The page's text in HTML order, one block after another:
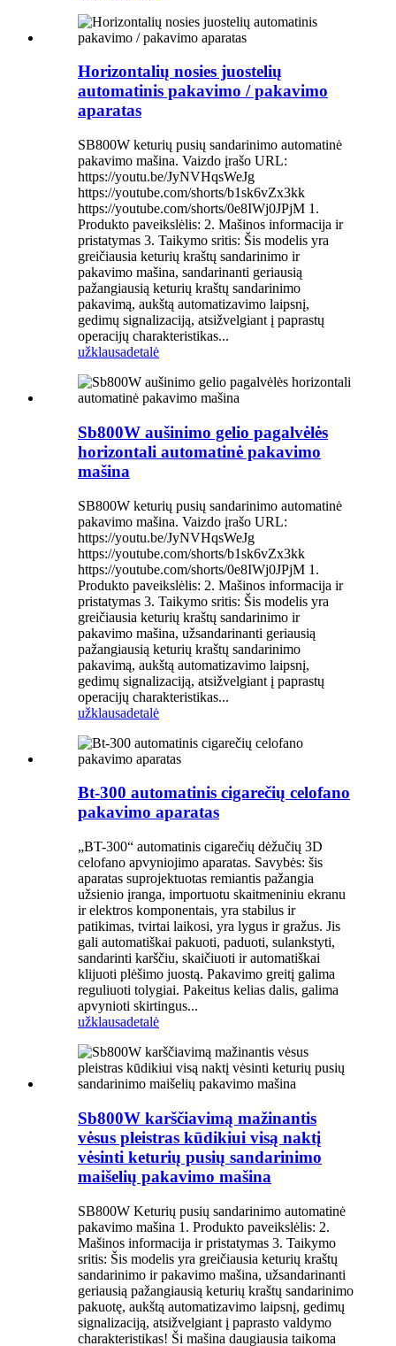
Horizontalių nosies juostelių
automatinis pakavimo / pakavimo
aparatas
SB800W keturių pusių sandarinimo automatinė
pakavimo mašina. Vaizdo įrašo URL:
https://youtu.be/JyNVHqsWeJg
https://youtube.com/shorts/b1sk6vZx3kk
https://youtube.com/shorts/0e8IWj0JPjM 1.
Produkto paveikslėlis: 2. Mašinos informacija ir
pristatymas 3. Taikymo sritis: Šis modelis yra
greičiausia keturių kraštų sandarinimo ir
pakavimo mašina, sandarinanti geriausią
pažangiausią keturių kraštų sandarinimo
pakavimą, aukštą automatizavimo laipsnį,
gedimų signalizaciją, atsižvelgiant į paprastų
operacijų charakteristikas...
užklausadetalė
Sb800W aušinimo gelio pagalvėlės
horizontali automatinė pakavimo
mašina
SB800W keturių pusių sandarinimo automatinė
pakavimo mašina. Vaizdo įrašo URL:
https://youtu.be/JyNVHqsWeJg
https://youtube.com/shorts/b1sk6vZx3kk
https://youtube.com/shorts/0e8IWj0JPjM 1.
Produkto paveikslėlis: 2. Mašinos informacija ir
pristatymas 3. Taikymo sritis: Šis modelis yra
greičiausia keturių kraštų sandarinimo ir
pakavimo mašina, užsandarinanti geriausią
pažangiausią keturių kraštų sandarinimo
pakavimą, aukštą automatizavimo laipsnį,
gedimų signalizaciją, atsižvelgiant į paprastų
operacijų charakteristikas...
užklausadetalė
Bt-300 automatinis cigarečių celofano
pakavimo aparatas
„BT-300“ automatinis cigarečių dėžučių 3D
celofano apvyniojimo aparatas. Savybės: šis
aparatas suprojektuotas remiantis pažangia
užsienio įranga, importuotu skaitmeniniu ekranu
ir elektros komponentais, yra stabilus ir
patikimas, tvirtai laikosi, yra lygus ir gražus. Jis
gali automatiškai pakuoti, paduoti, sulankstyti,
sandarinti karščiu, skaičiuoti ir automatiškai
klijuoti plėšimo juostą. Pakavimo greitį galima
reguliuoti tolygiai. Pakeitus kelias dalis, galima
apvynioti skirtingus...
užklausadetalė
Sb800W karščiavimą mažinantis
vėsus pleistras kūdikiui visą naktį
vėsinti keturių pusių sandarinimo
maišelių pakavimo mašina
SB800W Keturių pusių sandarinimo automatinė
pakavimo mašina 1. Produkto paveikslėlis: 2.
Mašinos informacija ir pristatymas 3. Taikymo
sritis: Šis modelis yra greičiausia keturių kraštų
sandarinimo ir pakavimo mašina, užsandarinanti
geriausią pažangiausią keturių kraštų sandarinimo
pakuotę, aukštą automatizavimo laipsnį, gedimų
signalizaciją, atsižvelgiant į paprasto valdymo
charakteristikas! Ši mašina daugiausia taikoma